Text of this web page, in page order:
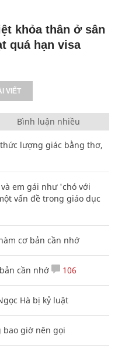
khỏa thân ở sân
quá hạn visa
VIẾT
Bình luận nhiều
lượng giác bằng thơ,
em gái như 'chó với
vấn đề trong giáo dục
cơ bản cần nhớ
cần nhớ 106
Hà bị kỷ luật
bao giờ nên gọi